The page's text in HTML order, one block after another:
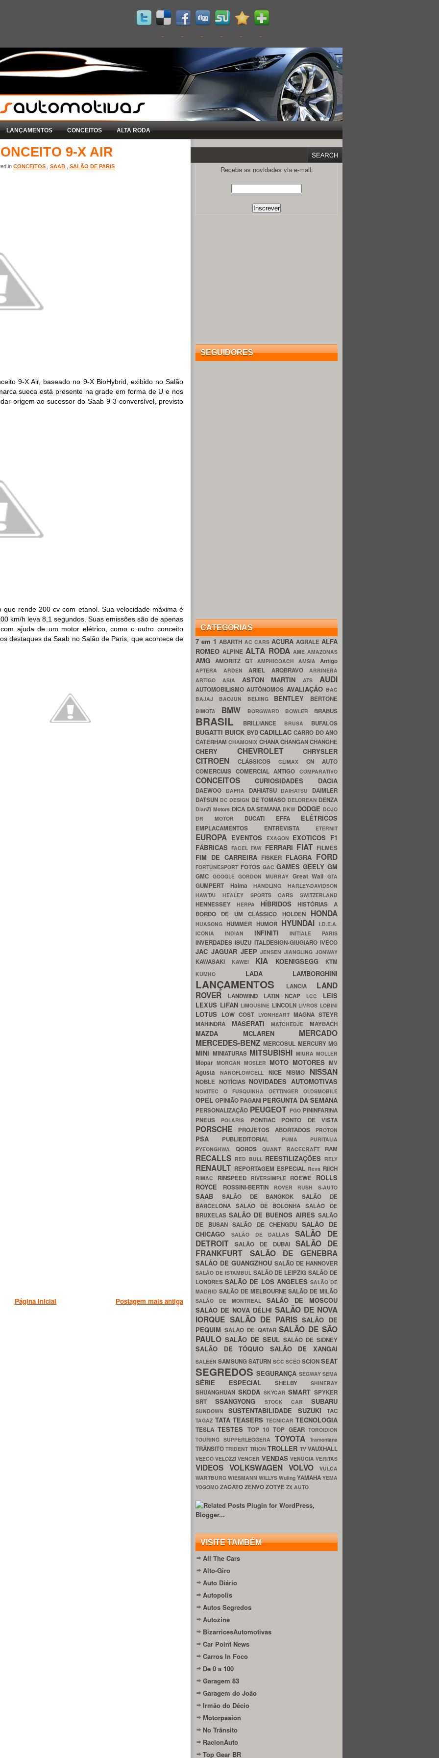
LANÇAMENTOS CONCEITOS ALTA RODA
9-X AIR
in CONCEITOS SAAB SALÃO DE PARIS
9-X Air, baseado no 9-X BioHybrid, exibido no Salão
sueca está presente na grade em forma de U e nos
origem ao sucessor do Saab 9-3 conversível, previsto
rende 200 cv com etanol. Sua velocidade máxima é
km/h leva 8,1 segundos. Suas emissões são de apenas
ajuda de um motor elétrico, como o outro conceito
destaques da Saab no Salão de Paris, que acontece de
Postagem mais antiga
Página inicial
Receba as novidades via e-mail:
SEGUIDORES
CATEGORIAS
7 em 1ABARTH AC CARS ACURA AGRALE ALFA
ROMEOALPINEALTA RODA AME AMAZONAS
AMG AMORITZ GT AMPHICOACH AMSIA Antigo
APTERA ARDEN ARIEL ARQBRAVO ARRINERA
ARTIGO ASIA ASTON MARTINATS AUDI
AUTOMOBILISMOAUTÔNOMOS AVALIAÇÃO BAC
BAJAJ BAOJUN BEIJING BENTLEY BERTONE
BIMOTA BMW BORGWARD BOWLER BRABUS
BRASIL BRILLIANCE BRUSA BUFALOS
BUGATTI BUICK BYDCADILLACCARRO DO ANO
CATERHAMCHAMONIX CHANACHANGANCHANGHE
CHERY CHEVROLET CHRYSLER
CITROEN CLÁSSICOS CLIMAX CN AUTO
COMERCIAIS COMERCIAL ANTIGOCOMPARATIVO
CONCEITOS CURIOSIDADES DACIA
DAEWOO DAFRA DAHIATSU DAIHATSU DAIMLER
DATSUN DC DESIGN DE TOMASO DELOREAN DENZA
DianZi Motors DICA DA SEMANA DKW DODGE DOJO
DR MOTOR DUCATI EFFA ELÉTRICOS
EMPLACAMENTOS ENTREVISTA ETERNIT
EUROPA EVENTOS EXAGON EXOTICOS F1
FÁBRICASFACELFAW FERRARI FIAT FILMES
FIM DE CARREIRA FISKER FLAGRA FORD
FORTUNESPORT FOTOS GACGAMESGEELYGM
GMC GOOGLEGORDON MURRAY Great WallGTA
GUMPERT HaimaHANDLINGHARLEY-DAVIDSON
HAWTAI HEALEY SPORTS CARS SWITZERLAND
HENNESSEY HERPA HÍBRIDOSHISTÓRIAS A
BORDO DE UM CLÁSSICO HOLDEN HONDA
HUASONGHUMMER HUMOR HYUNDAI I.D.E.A.
ICONIA INDIAN INFINITIINITIALE PARIS
INVERDADESISUZU ITALDESIGN-GIUGIAROIVECO
JAC JAGUAR JEEPJENSENJIANGLINGJONWAY
KAWASAKI KAWEI KIA KOENIGSEGG KTM
KUMHO LADA LAMBORGHINI
LANÇAMENTOS LANCIA LAND
ROVER
LANDWIND LATIN NCAP LCC LEIS
LEXUS LIFAN LIMOUSINE LINCOLN LIVROS LOBINI
LOTUS LOW COST LYONHEART MAGNA STEYR
MAHINDRA MASERATIMATCHEDJEMAYBACH
MAZDA MCLAREN MERCADO
MERCEDES-BENZMERCOSUL MERCURYMG
MINI MINIATURAS MITSUBISHI MIURA MOLLER
Mopar MORGAN MOSLER MOTO MOTORES MV
Agusta NANOFLOWCELL NICENISMO NISSAN
NOBLE NOTÍCIAS NOVIDADES AUTOMOTIVAS
NOVITEC O FUSQUINHA OETTINGER OLDSMOBILE
OPEL OPINIÃO PAGANI PERGUNTA DA SEMANA
PERSONALIZAÇÃO PEUGEOT PGO PININFARINA
PNEUS
POLARIS PONTIAC PONTO DE VISTA
PORSCHE PROJETOS ABORTADOS PROTON
PSA PUBLIEDITORIAL PUMA PURITALIA
PYEONGHWA QOROS QUANT RACECRAFT RAM
RECALLS RED BULL REESTILIZAÇÕES RELY
RENAULT REPORTAGEM ESPECIAL Reva RIICH
RIMAC RINSPEED RIVERSIMPLE ROEWE ROLLS
ROYCE
ROSSINI-BERTIN ROVER RUSH S-AUTO
SAAB SALÃO DE BANGKOKSALÃO DE
BARCELONA SALÃO DE BOLONHASALÃO DE
BRUXELAS SALÃO DE BUENOS AIRES SALÃO
DE BUSAN SALÃO DE CHENGDU SALÃO DE
CHICAGO
SALÃO DE DALLASSALÃO DE
DETROIT
SALÃO DE DUBAI SALÃO DE
FRANKFURT SALÃO DE GENEBRA
SALÃO DE GUANGZHOU SALÃO DE HANNOVER
SALÃO DE ISTAMBUL SALÃO DE LEIPZIGSALÃO DE
LONDRESSALÃO DE LOS ANGELES SALÃO DE
MADRID SALÃO DE MELBOURNESALÃO DE MILÃO
SALÃO DE MONTREAL SALÃO DE MOSCOU
SALÃO DE NOVA DÉLHI SALÃO DE NOVA
IORQUE SALÃO DE PARISSALÃO DE
PEQUIM SALÃO DE QATARSALÃO DE SÃO
PAULO SALÃO DE SEUL SALÃO DE SIDNEY
SALÃO DE TÓQUIO SALÃO DE XANGAI
SALEENSAMSUNGSATURN SCC SCEO SCIONSEAT
SEGREDOSSEGURANÇA SEGWAYSEMA
SÉRIE ESPECIAL SHELBY SHINERAY
SHUANGHUAN SKODA SKYCARSMART SPYKER
SRTSSANGYONG STOCK CAR SUBARU
SUNDOWNSUSTENTABILIDADE SUZUKITAC
TAGAZ TATA TEASERS TECNICAR TECNOLOGIA
TESLATESTES TOP 10TOP GEARTOROIDION
TOURING SUPPERLEGGERA TOYOTATramontana
TRÂNSITOTRIDENT TRIONTROLLER TVVAUXHALL
VEECOVELOZZIVENCER VENDAS VENUCIAVERITAS
VIDEOS VOLKSWAGEN VOLVO
VULCA
WARTBURG WIESMANN WILLYS Wuling YAMAHA YEMA
YOGOMO ZAGATOZENVOZOTYE ZX AUTO
VISITE TAMBÉM
All The Cars
Alto-Giro
Auto Diário
Autopolis
Autos Segredos
Autozine
BizarricesAutomotivas
Car Point News
Carros In Foco
De 0 a 100
Garagem 83
Garagem do João
Irmão do Décio
Motorpasion
No Trânsito
RacionAuto
Top Gear BR